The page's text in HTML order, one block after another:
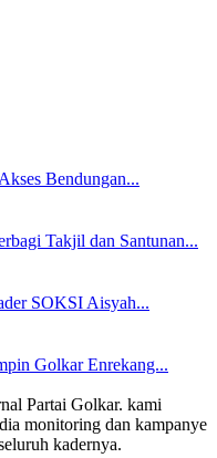
Bendungan...
Takjil dan Santunan...
SOKSI Aisyah...
Golkar Enrekang...
Partai Golkar. kami
monitoring dan kampanye
kadernya.